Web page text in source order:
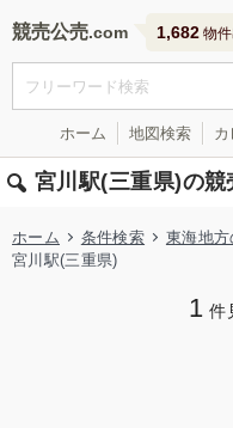
競売公売 1,682 物件
ホーム 地図検索
宮川駅(三重県)の
ホーム 条件検索 東海地方
宮川駅(三重県)
1 件